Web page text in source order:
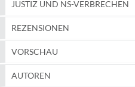
JUSTIZ UND NS-VERBRECHEN
REZENSIONEN
VORSCHAU
AUTOREN